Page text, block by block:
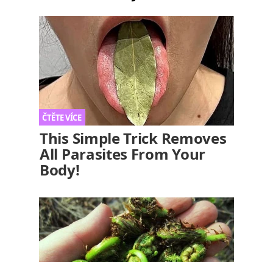
This Simple Trick Removes
All Parasites From Your
Body!